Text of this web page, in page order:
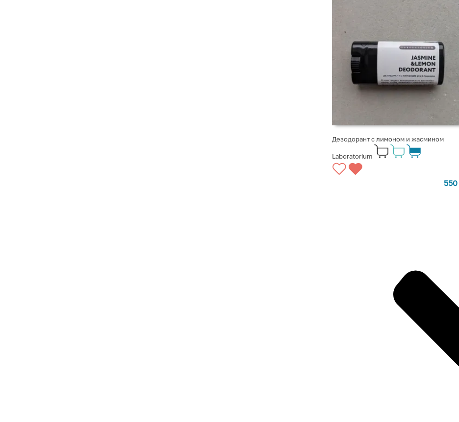
Дезодорант с лимоном и жасмином
Laboratorium
550